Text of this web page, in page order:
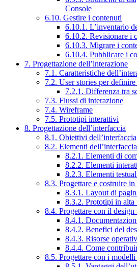
Console
6.10. Gestire i contenuti
6.10.1. L’inventario
6.10.2. Revisionare i
6.10.3. Migrare i
6.10.4. Pubblicare i
7. Progettazione dell’interazione
7.1. Caratteristiche
7.2. User stories per
7.2.1. Differenza tra
7.3. Flussi di interazione
7.4. Wireframe
7.5. Prototipi interattivi
8. Progettazione dell’interfaccia
8.1. Obiettivi dell’interfaccia
8.2. Elementi dell’interfaccia
8.2.1. Elementi di
8.2.2. Elementi
8.2.3. Elementi
8.3. Progettare e costruire in
8.3.1. Layout di
8.3.2. Prototipi in alta
8.4. Progettare con il design
8.4.1.
8.4.2. Benefici del
8.4.3. Risorse
8.4.4. Come
8.5. Progettare con i